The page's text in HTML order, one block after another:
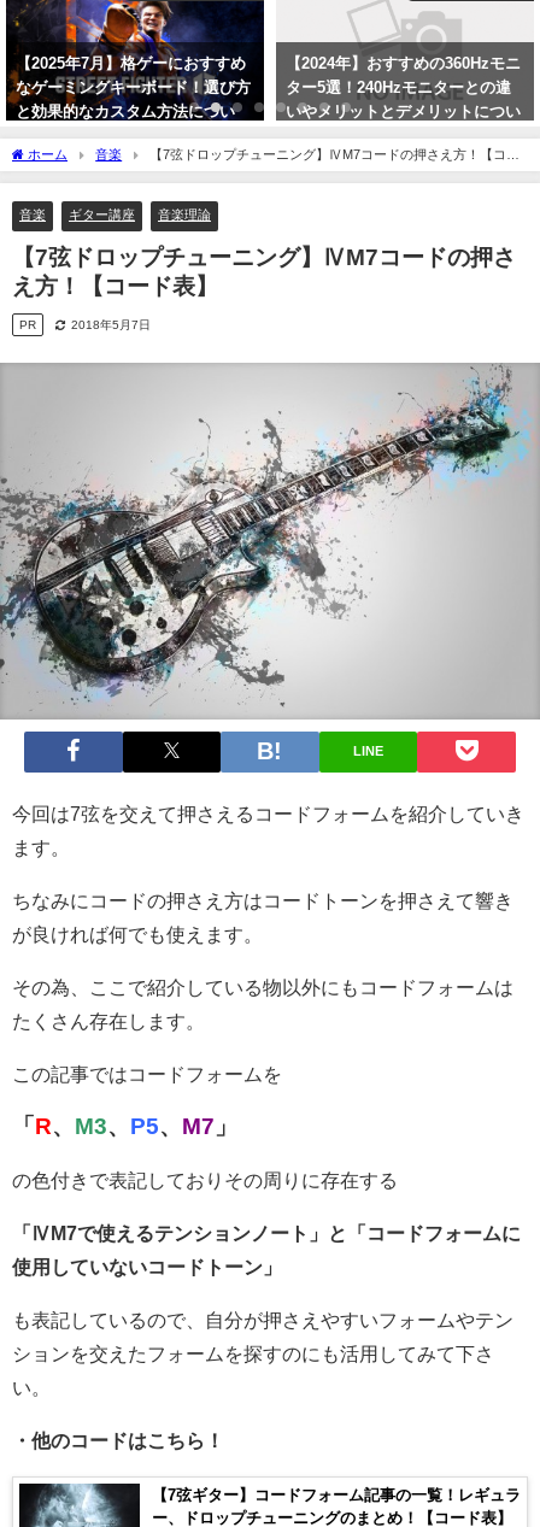
【2025年7月】格ゲーにおすすめ
なゲーミングキーボード！選び方
と効果的なカスタム方法につい
て！【スト6/鉄拳8】
【2024年】おすすめの360Hzモニ
ター5選！240Hzモニターとの違
いやメリットとデメリットについ
て！
ホーム 音楽
【7弦ドロップチューニング】ⅣM7コードの押さえ方！【コー
ド表】
音楽 ギター講座 音楽理論
【7弦ドロップチューニング】ⅣM7コードの押さ
え方！【コード表】
PR 2018年5月7日
LINE
今回は7弦を交えて押さえるコードフォームを紹介していき
ます。
ちなみにコードの押さえ方はコードトーンを押さえて響き
が良ければ何でも使えます。
その為、ここで紹介している物以外にもコードフォームは
たくさん存在します。
この記事ではコードフォームを
「 R、 M3、 P5、 M7 」
の色付きで表記しておりその周りに存在する
「ⅣM7で使えるテンションノート」と「コードフォームに
使用していないコードトーン」
も表記しているので、自分が押さえやすいフォームやテン
ションを交えたフォームを探すのにも活用してみて下さ
い。
・他のコードはこちら！
【7弦ギター】コードフォーム記事の一覧！レギュラ
ー、ドロップチューニングのまとめ！【コード表】